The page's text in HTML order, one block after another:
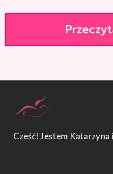
Cześć! Jestem Katarzyna